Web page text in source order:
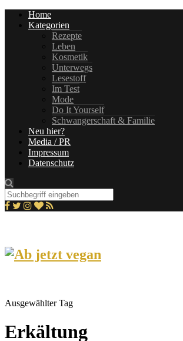
Home
Kategorien
Rezepte
Leben
Kosmetik
Unterwegs
Lesestoff
Im Test
Mode
Do It Yourself
Schwangerschaft & Familie
Neu hier?
Media / PR
Impressum
Datenschutz
Ausgewählter Tag
Erkältung